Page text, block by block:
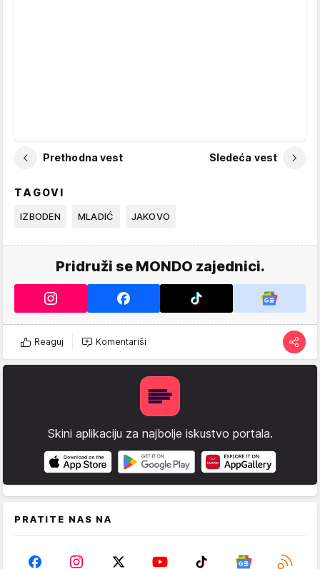
Prethodna vest Sledeća vest
TAGOVI
IZBODEN MLADIĆ JAKOVO
Pridruži se MONDO zajednici.
Reaguj Komentariši
Skini aplikaciju za najbolje iskustvo portala.
PRATITE NAS NA